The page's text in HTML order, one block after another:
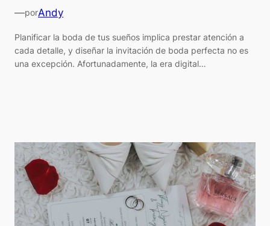
—porAndy
Planificar la boda de tus sueños implica prestar atención a
cada detalle, y diseñar la invitación de boda perfecta no es
una excepción. Afortunadamente, la era digital…